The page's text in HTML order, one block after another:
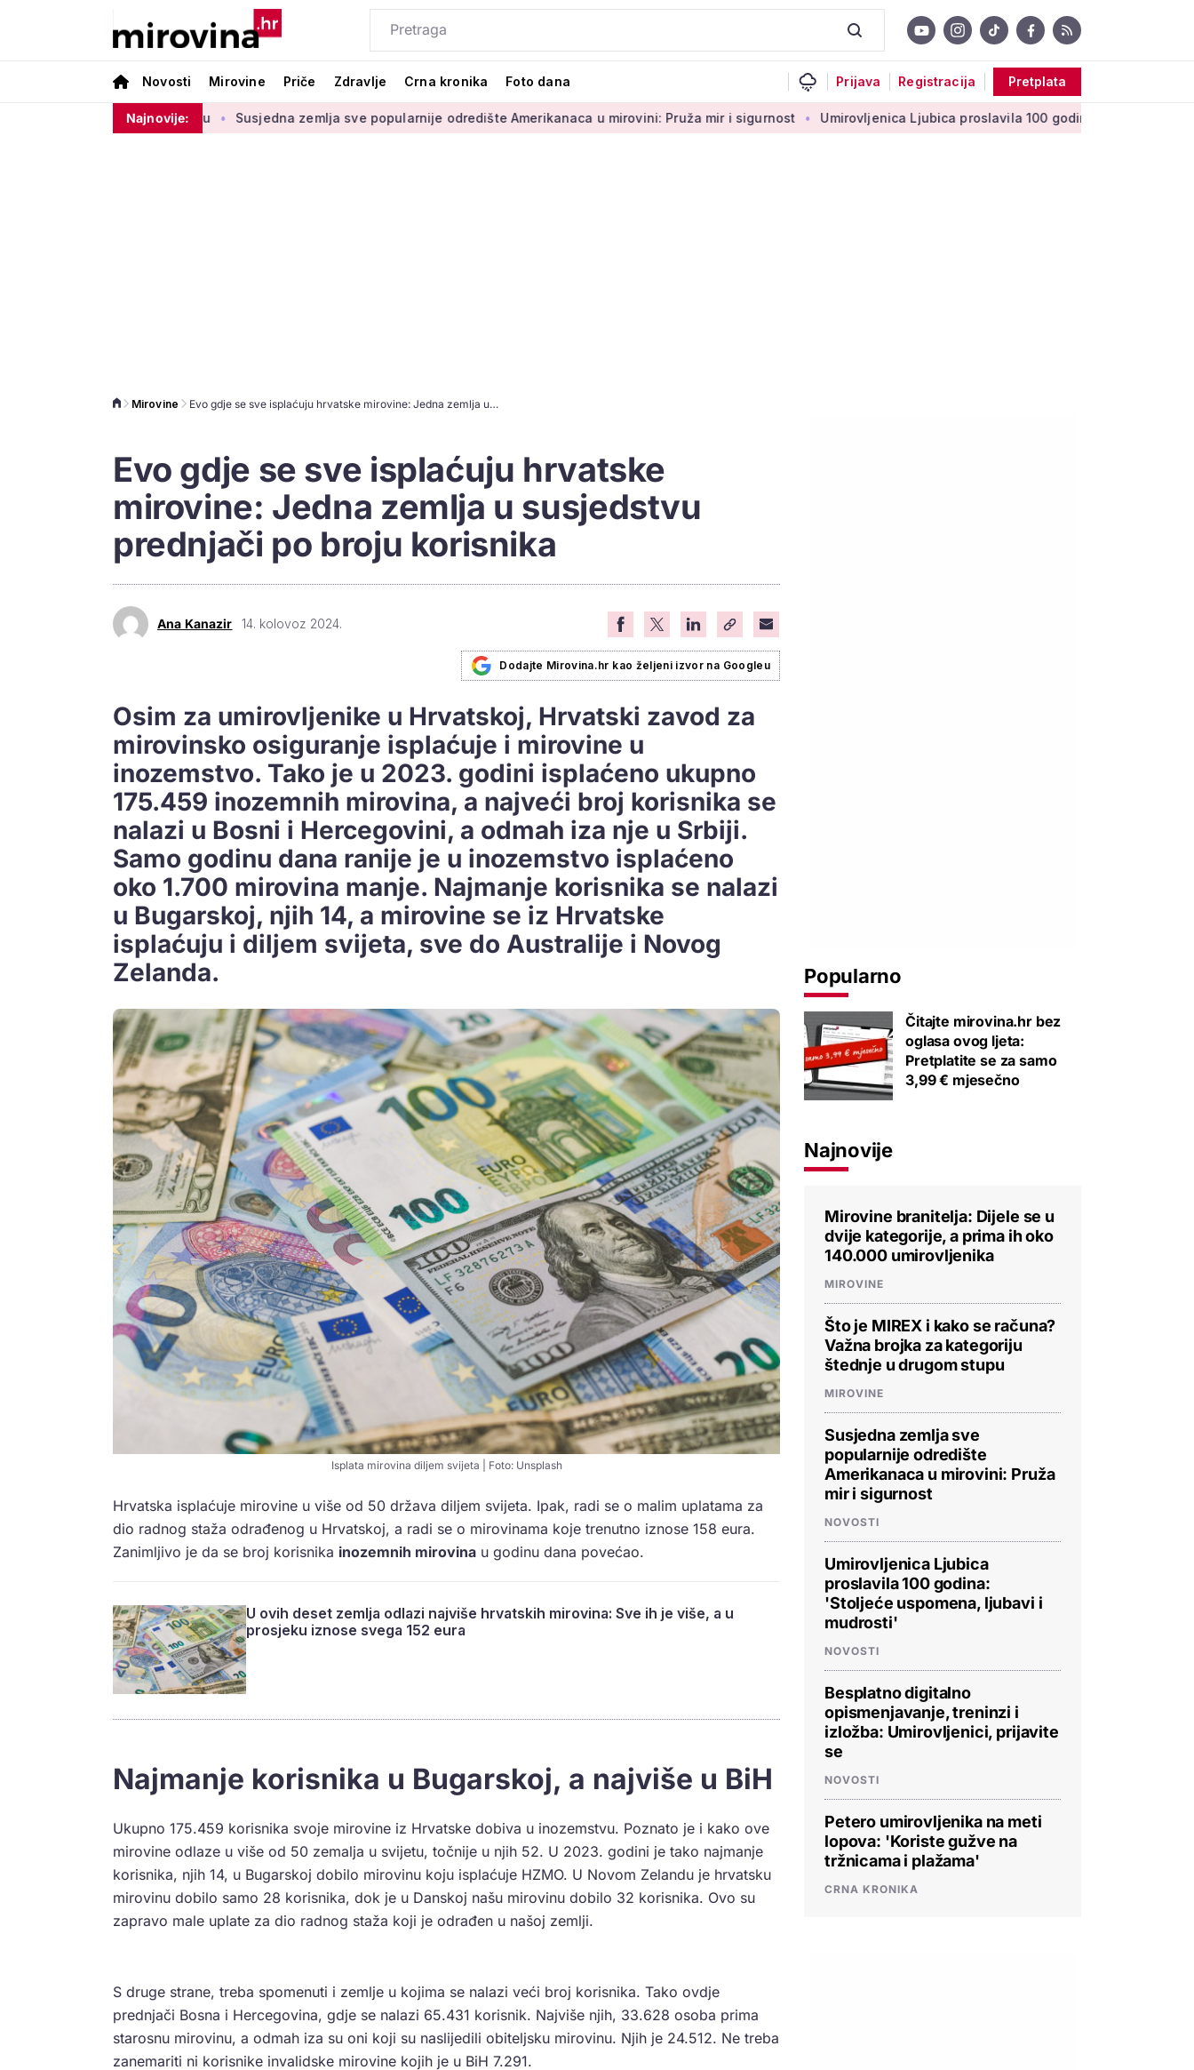
Novosti Mirovine Priče Zdravlje Crna kronika Foto dana Prijava Registracija Pretplata
Najnovije:
Susjedna zemlja sve popularnije odredište Amerikanaca u mirovini: Pruža mir i sigurnost Umirovljenica Ljubica proslavila 100 godina: 'Stoljeće uspomena,
Mirovine Evo gdje se sve isplaćuju hrvatske mirovine: Jedna zemlja u susjedstvu prednjači po broju korisnika
Evo gdje se sve isplaćuju hrvatske
mirovine: Jedna zemlja u susjedstvu
prednjači po broju korisnika
Ana Kanazir 14. kolovoz 2024.
Dodajte Mirovina.hr kao željeni izvor na Googleu
Osim za umirovljenike u Hrvatskoj, Hrvatski zavod za
mirovinsko osiguranje isplaćuje i mirovine u
inozemstvo. Tako je u 2023. godini isplaćeno ukupno
175.459 inozemnih mirovina, a najveći broj korisnika se
nalazi u Bosni i Hercegovini, a odmah iza nje u Srbiji.
Samo godinu dana ranije je u inozemstvo isplaćeno
oko 1.700 mirovina manje. Najmanje korisnika se nalazi
u Bugarskoj, njih 14, a mirovine se iz Hrvatske
isplaćuju i diljem svijeta, sve do Australije i Novog
Zelanda.
Isplata mirovina diljem svijeta | Foto: Unsplash
Hrvatska isplaćuje mirovine u više od 50 država diljem svijeta. Ipak, radi se o malim uplatama za
dio radnog staža odrađenog u Hrvatskoj, a radi se o mirovinama koje trenutno iznose 158 eura.
Zanimljivo je da se broj korisnika inozemnih mirovina u godinu dana povećao.
U ovih deset zemlja odlazi najviše hrvatskih mirovina: Sve ih je više, a u
prosjeku iznose svega 152 eura
Najmanje korisnika u Bugarskoj, a najviše u BiH
Ukupno 175.459 korisnika svoje mirovine iz Hrvatske dobiva u inozemstvu. Poznato je i kako ove
mirovine odlaze u više od 50 zemalja u svijetu, točnije u njih 52. U 2023. godini je tako najmanje
korisnika, njih 14, u Bugarskoj dobilo mirovinu koju isplaćuje HZMO. U Novom Zelandu je hrvatsku
mirovinu dobilo samo 28 korisnika, dok je u Danskoj našu mirovinu dobilo 32 korisnika. Ovo su
zapravo male uplate za dio radnog staža koji je odrađen u našoj zemlji.
S druge strane, treba spomenuti i zemlje u kojima se nalazi veći broj korisnika. Tako ovdje
prednjači Bosna i Hercegovina, gdje se nalazi 65.431 korisnik. Najviše njih, 33.628 osoba prima
starosnu mirovinu, a odmah iza su oni koji su naslijedili obiteljsku mirovinu. Njih je 24.512. Ne treba
zanemariti ni korisnike invalidske mirovine kojih je u BiH 7.291.
Popularno
Čitajte mirovina.hr bez
oglasa ovog ljeta:
Pretplatite se za samo
3,99 € mjesečno
Najnovije
Mirovine branitelja: Dijele se u
dvije kategorije, a prima ih oko
140.000 umirovljenika
MIROVINE
Što je MIREX i kako se računa?
Važna brojka za kategoriju
štednje u drugom stupu
MIROVINE
Susjedna zemlja sve
popularnije odredište
Amerikanaca u mirovini: Pruža
mir i sigurnost
NOVOSTI
Umirovljenica Ljubica
proslavila 100 godina:
'Stoljeće uspomena, ljubavi i
mudrosti'
NOVOSTI
Besplatno digitalno
opismenjavanje, treninzi i
izložba: Umirovljenici, prijavite
se
NOVOSTI
Petero umirovljenika na meti
lopova: 'Koriste gužve na
tržnicama i plažama'
CRNA KRONIKA